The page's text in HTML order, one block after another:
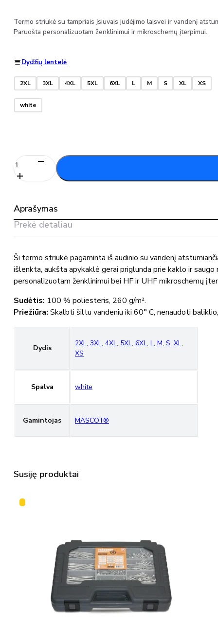
72,54 €
through
Termo striukė su tampriais įsiuvais judėjimo laisvei ir vandenį
Paruošta personalizuotam ženklinimui ir mikroschemų įterpimui.
Dydžių lentelė
2XL 3XL 4XL 5XL 6XL L M S XL XS
white
produkto
kiekis:
Termo
vandenį
atstumiančia
318
MASCOT®
Aprašymas
Prekė detaliau
Ši termo striukė pagaminta iš audinio su vandenį
išlenkta, aukšta apykaklė gerai priglunda prie kaklo ir
personalizuotam ženklinimui bei HF ir UHF mikroschemų
Sudėtis: 100 % poliesteris, 260 g/m².
Priežiūra: Skalbti šiltu vandeniu iki 60° C, nenaudoti
Dydis
2XL, 3XL, 4XL, 5XL, 6XL, L, M, S, XL,
XS
Spalva white
Gamintojas MASCOT®
Susiję produktai